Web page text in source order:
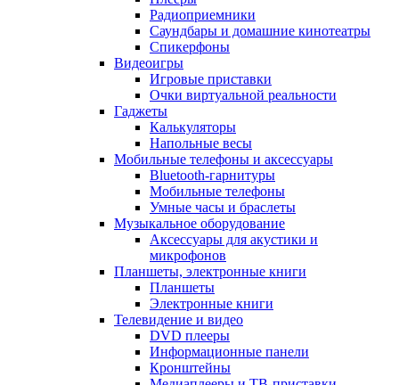
Радиоприемники
Саундбары и домашние кинотеатры
Спикерфоны
Видеоигры
Игровые приставки
Очки виртуальной реальности
Гаджеты
Калькуляторы
Напольные весы
Мобильные телефоны и аксессуары
Bluetooth-гарнитуры
Мобильные телефоны
Умные часы и браслеты
Музыкальное оборудование
Аксессуары для акустики и
микрофонов
Планшеты, электронные книги
Планшеты
Электронные книги
Телевидение и видео
DVD плееры
Информационные панели
Кронштейны